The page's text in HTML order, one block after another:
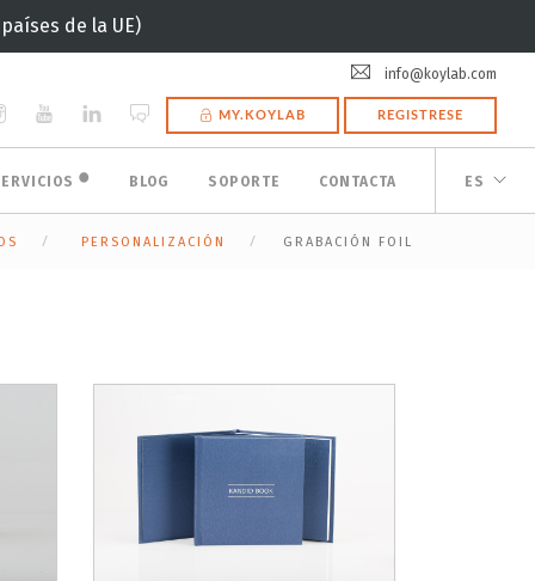
de la UE)
info@koylab.com
MY.KOYLAB REGISTRESE
🟠 BLOG SOPORTE CONTACTA ES
PERSONALIZACIÓN GRABACIÓN FOIL